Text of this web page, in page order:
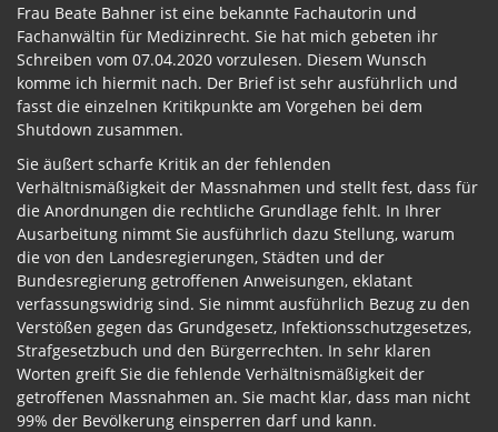
Frau Beate Bahner ist eine bekannte Fachautorin und
Fachanwältin für Medizinrecht. Sie hat mich gebeten ihr
Schreiben vom 07.04.2020 vorzulesen. Diesem Wunsch
komme ich hiermit nach. Der Brief ist sehr ausführlich und
fasst die einzelnen Kritikpunkte am Vorgehen bei dem
Shutdown zusammen.
Sie äußert scharfe Kritik an der fehlenden
Verhältnismäßigkeit der Massnahmen und stellt fest, dass für
die Anordnungen die rechtliche Grundlage fehlt. In Ihrer
Ausarbeitung nimmt Sie ausführlich dazu Stellung, warum
die von den Landesregierungen, Städten und der
Bundesregierung getroffenen Anweisungen, eklatant
verfassungswidrig sind. Sie nimmt ausführlich Bezug zu den
Verstößen gegen das Grundgesetz, Infektionsschutzgesetzes,
Strafgesetzbuch und den Bürgerrechten. In sehr klaren
Worten greift Sie die fehlende Verhältnismäßigkeit der
getroffenen Massnahmen an. Sie macht klar, dass man nicht
99% der Bevölkerung einsperren darf und kann.